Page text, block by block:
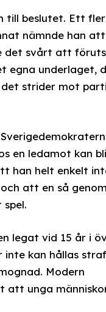
till beslutet. Ett
nämnde han att
det svårt att
egna underlaget,
strider mot
en ledamot kan bli
han helt enkelt
att en så
legat vid 15 år i
inte kan hållas
Modern
att unga